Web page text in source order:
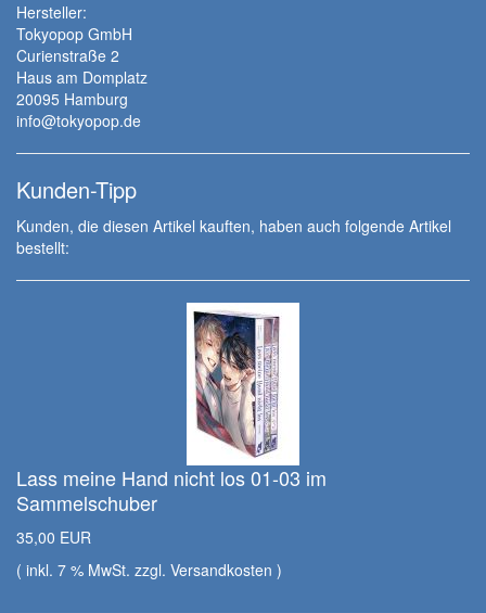
Hersteller:
Tokyopop GmbH
Curienstraße 2
Haus am Domplatz
20095 Hamburg
info@tokyopop.de
Kunden-Tipp
Kunden, die diesen Artikel kauften, haben auch folgende Artikel
bestellt:
Lass meine Hand nicht los 01-03 im
Sammelschuber
35,00 EUR
( inkl. 7 % MwSt. zzgl. Versandkosten )